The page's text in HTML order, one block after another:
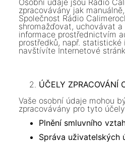
zpracovávány jak
Společnost Rádio
shromažďovat, uchovávat
informace prostřednictvím
prostředků, např.
navštívíte Internetové
ÚČELY ZPRACOVÁNÍ
Vaše osobní údaje mohou
zpracovávány pro tyto
Plnění smluvního
Správa uživatelských